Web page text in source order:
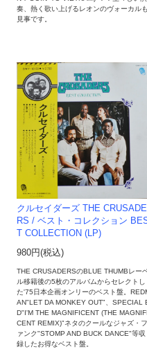
奏、熱く歌い上げるレオンのヴォーカルも
見事です。
クルセイダーズ THE CRUSADE
RS / ベスト・コレクション
T COLLECTION (LP)
980円(税込)
THE CRUSADERSのBLUE THUMBレー
ル移籍後の5枚のアルバムからセレクトし
た'75日本企画オンリーのベスト盤。
AN"LET DA MONKEY OUT"、SPECIAL
D"I'M THE MAGNIFICENT (THE MAGNIFI
CENT REMIX)"ネタのクールなジャズ・フ
ァンク"STOMP AND BUCK DANCE"等収
録したお得なベスト盤。